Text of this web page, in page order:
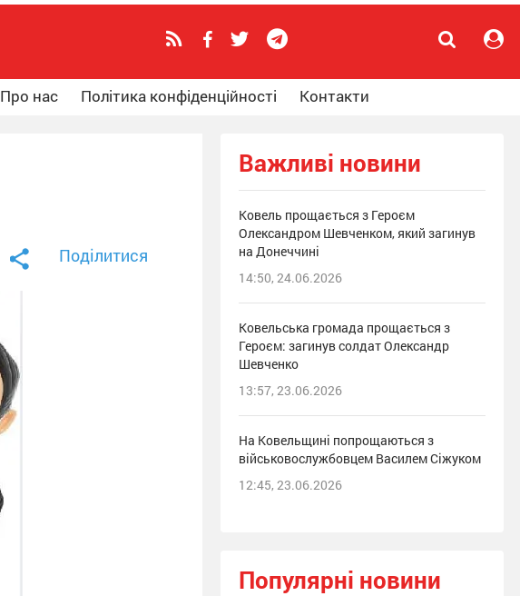
Про нас Політика конфіденційності Контакти
Поділитися
Важливі новини
Ковель прощається з Героєм
Олександром Шевченком, який загинув
на Донеччині
14:50, 24.06.2026
Ковельська громада прощається з
Героєм: загинув солдат Олександр
Шевченко
13:57, 23.06.2026
На Ковельщині попрощаються з
військовослужбовцем Василем Сіжуком
12:45, 23.06.2026
Популярні новини